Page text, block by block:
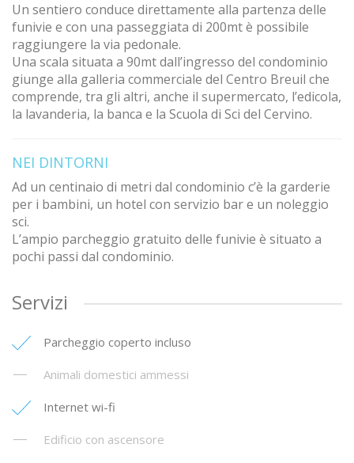
Un sentiero conduce direttamente alla partenza delle
funivie e con una passeggiata di 200mt è possibile
raggiungere la via pedonale.
Una scala situata a 90mt dall’ingresso del condominio
giunge alla galleria commerciale del Centro Breuil che
comprende, tra gli altri, anche il supermercato, l’edicola,
la lavanderia, la banca e la Scuola di Sci del Cervino.
NEI DINTORNI
Ad un centinaio di metri dal condominio c’è la garderie
per i bambini, un hotel con servizio bar e un noleggio
sci.
L’ampio parcheggio gratuito delle funivie è situato a
pochi passi dal condominio.
Servizi
Parcheggio coperto incluso
Animali domestici ammessi
Internet wi-fi
Edificio con ascensore